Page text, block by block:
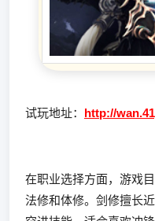
试玩地址： http://
在职业选择方面，游戏
法修和体修。剑修擅长